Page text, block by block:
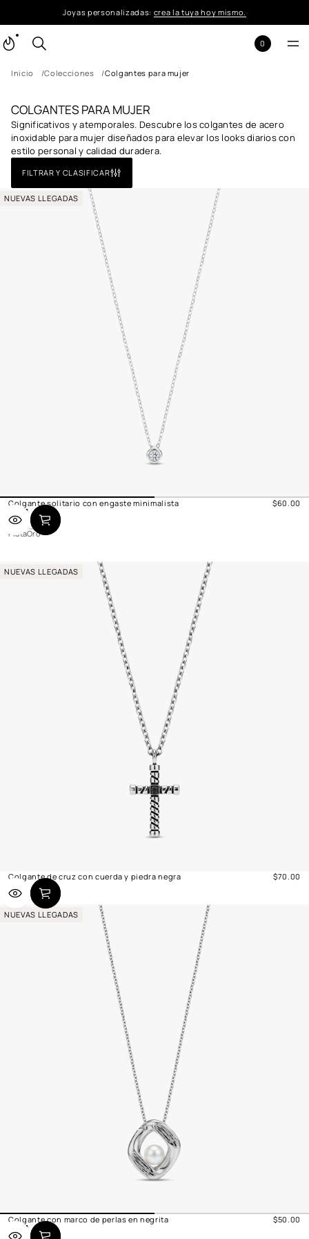
Joyas personalizadas: crea la tuya hoy mismo.
0
Inicio Colecciones Colgantes para mujer
COLGANTES PARA MUJER
Significativos y atemporales. Descubre los colgantes de acero
inoxidable para mujer diseñados para elevar los looks diarios con
estilo personal y calidad duradera.
FILTRAR Y CLASIFICAR
NUEVAS LLEGADAS
Colgante solitario con engaste minimalista
Precio
$60.00
P
l
a
O
r
o
PlataOro
NUEVAS LLEGADAS
Colgante de cruz con cuerda y piedra negra
Precio
$70.00
NUEVAS LLEGADAS
Colgante con marco de perlas en negrita
Precio
$50.00
P
O